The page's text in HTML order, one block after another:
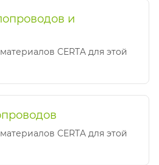
и
CERTA для этой
CERTA для этой